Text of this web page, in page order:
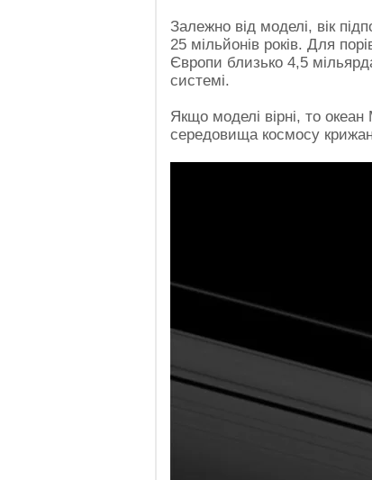
Залежно від моделі, вік
25 мільйонів років. Для
Європи близько 4,5
системі.
Якщо моделі вірні, то океан
середовища космосу